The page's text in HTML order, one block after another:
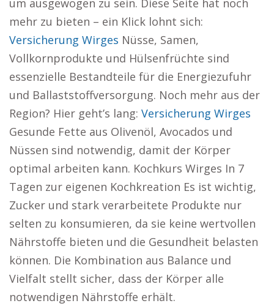
um ausgewogen zu sein. Diese Seite hat noch
mehr zu bieten – ein Klick lohnt sich:
Versicherung Wirges Nüsse, Samen,
Vollkornprodukte und Hülsenfrüchte sind
essenzielle Bestandteile für die Energiezufuhr
und Ballaststoffversorgung. Noch mehr aus der
Region? Hier geht’s lang: Versicherung Wirges
Gesunde Fette aus Olivenöl, Avocados und
Nüssen sind notwendig, damit der Körper
optimal arbeiten kann. Kochkurs Wirges In 7
Tagen zur eigenen Kochkreation Es ist wichtig,
Zucker und stark verarbeitete Produkte nur
selten zu konsumieren, da sie keine wertvollen
Nährstoffe bieten und die Gesundheit belasten
können. Die Kombination aus Balance und
Vielfalt stellt sicher, dass der Körper alle
notwendigen Nährstoffe erhält.